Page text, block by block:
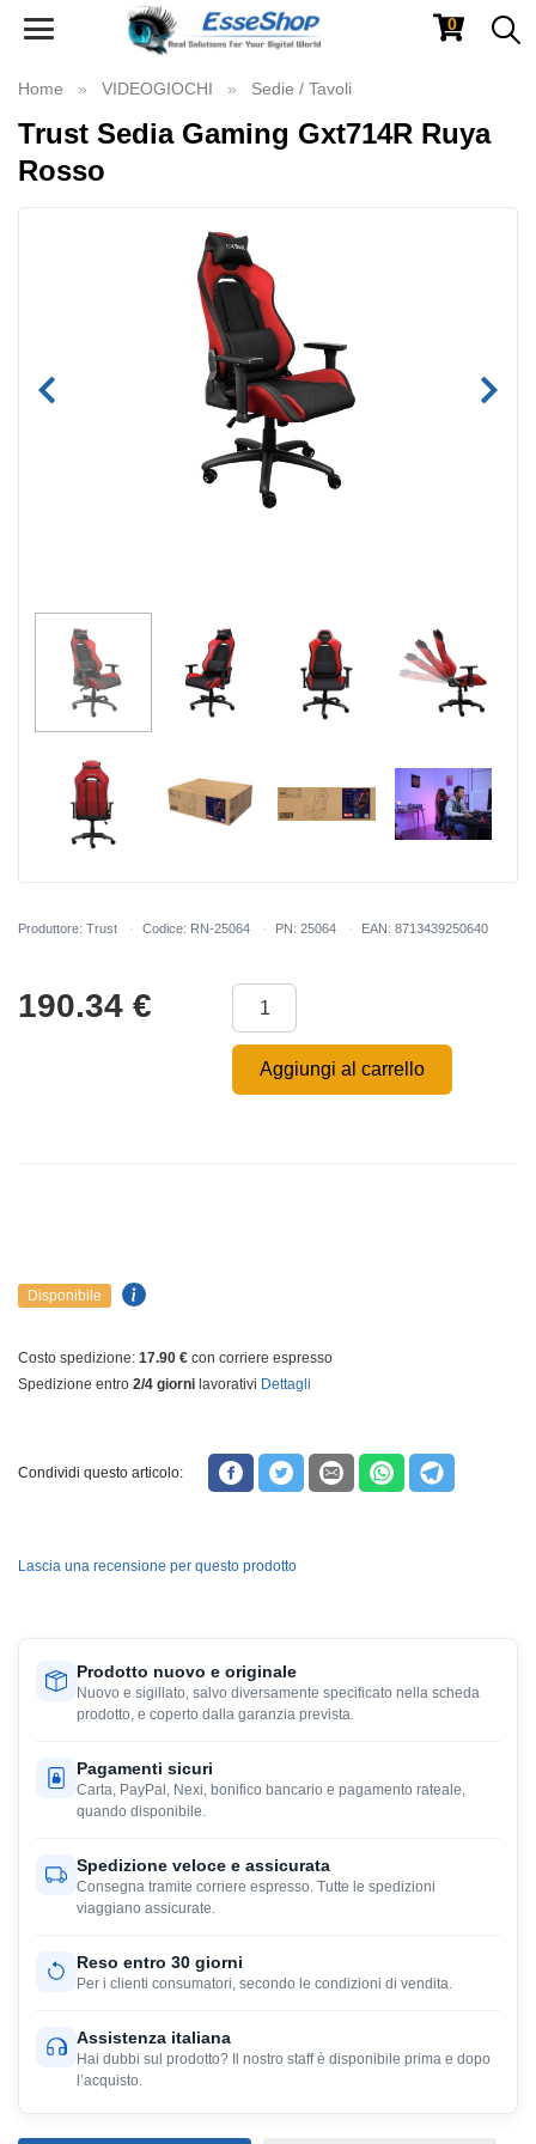
Toggle
0
Home VIDEOGIOCHI Sedie / Tavoli
Trust Sedia Gaming Gxt714R Ruya
Rosso
Produttore: Trust Codice: RN-25064 PN: 25064 EAN: 8713439250640
190.34 €
Aggiungi al carrello
Disponibile
Costo spedizione: 17.90 € con corriere espresso
Spedizione entro 2/4 giorni lavorativi Dettagli
Condividi questo articolo:
Lascia una recensione per questo prodotto
Prodotto nuovo e originale
Nuovo e sigillato, salvo diversamente specificato nella scheda
prodotto, e coperto dalla garanzia prevista.
Pagamenti sicuri
Carta, PayPal, Nexi, bonifico bancario e pagamento rateale,
quando disponibile.
Spedizione veloce e assicurata
Consegna tramite corriere espresso. Tutte le spedizioni
viaggiano assicurate.
Reso entro 30 giorni
Per i clienti consumatori, secondo le condizioni di vendita.
Assistenza italiana
Hai dubbi sul prodotto? Il nostro staff è disponibile prima e dopo
l’acquisto.